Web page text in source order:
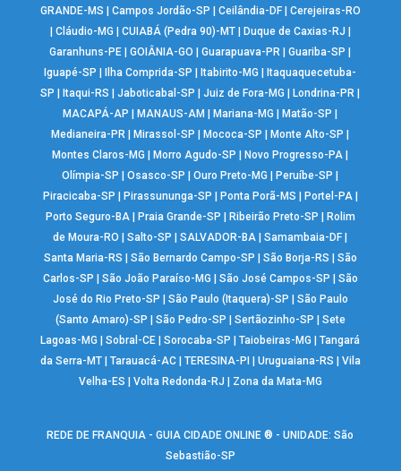
GRANDE-MS | Campos Jordão-SP | Ceilândia-DF| Cerejeiras-RO
| Cláudio-MG | CUIABÁ (Pedra 90)-MT| Duque de Caxias-RJ |
Garanhuns-PE |GOIÂNIA-GO |Guarapuava-PR |Guariba-SP |
Iguapé-SP |Ilha Comprida-SP |Itabirito-MG |Itaquaquecetuba-
SP |Itaqui-RS |Jaboticabal-SP |Juiz de Fora-MG |Londrina-PR |
MACAPÁ-AP |MANAUS-AM |Mariana-MG |Matão-SP |
Medianeira-PR |Mirassol-SP |Mococa-SP |Monte Alto-SP |
Montes Claros-MG |Morro Agudo-SP |Novo Progresso-PA |
Olímpia-SP |Osasco-SP |Ouro Preto-MG |Peruíbe-SP |
Piracicaba-SP | Pirassununga-SP | Ponta Porã-MS | Portel-PA|
Porto Seguro-BA| Praia Grande-SP | Ribeirão Preto-SP | Rolim
de Moura-RO |Salto-SP |SALVADOR-BA |Samambaia-DF |
Santa Maria-RS | São Bernardo Campo-SP | São Borja-RS | São
Carlos-SP | São João Paraíso-MG | São José Campos-SP | São
José do Rio Preto-SP | São Paulo (Itaquera)-SP | São Paulo
(Santo Amaro)-SP | São Pedro-SP | Sertãozinho-SP | Sete
Lagoas-MG |Sobral-CE |Sorocaba-SP |Taiobeiras-MG |Tangará
da Serra-MT| Tarauacá-AC| TERESINA-PI | Uruguaiana-RS | Vila
Velha-ES | Volta Redonda-RJ | Zona da Mata-MG
REDE DE FRANQUIA - GUIA CIDADE ONLINE ® - UNIDADE: São
Sebastião-SP